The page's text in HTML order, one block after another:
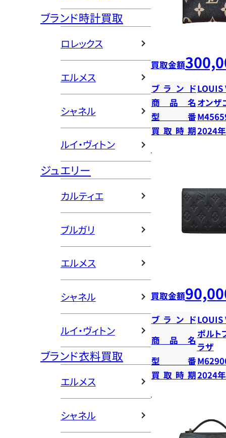
ブランド時計買取
ロレックス
エルメス
シャネル
ルイ・ヴィトン
ジュエリー
カルティエ
ブルガリ
エルメス
シャネル
ルイ・ヴィトン
ブランド衣料買取
エルメス
シャネル
買取金額
ブランドLOUIS
商品名 オンザ
型番
買取時期2024
買取金額
ブランドLOUIS
商品名
ポルト
ラザ
型番
買取時期2024